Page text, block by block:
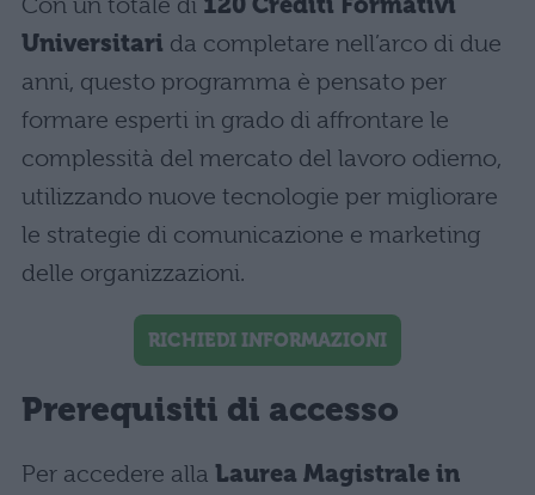
Universitari da completare nell’arco di due
anni, questo programma è pensato per
formare esperti in grado di affrontare le
complessità del mercato del lavoro odierno,
utilizzando nuove tecnologie per migliorare
le strategie di comunicazione e marketing
delle organizzazioni.
RICHIEDI INFORMAZIONI
Prerequisiti di accesso
Per accedere alla Laurea Magistrale in